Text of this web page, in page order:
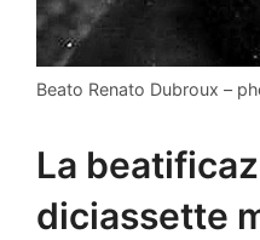
Beato Renato Dubroux –
La
diciassette